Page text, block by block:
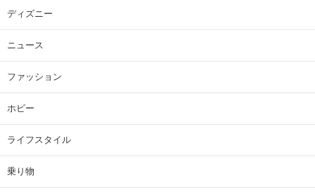
ディズニー
ニュース
ファッション
ホビー
ライフスタイル
乗り物